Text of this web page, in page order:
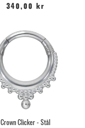
340,00 kr
Crown Clicker - Stål